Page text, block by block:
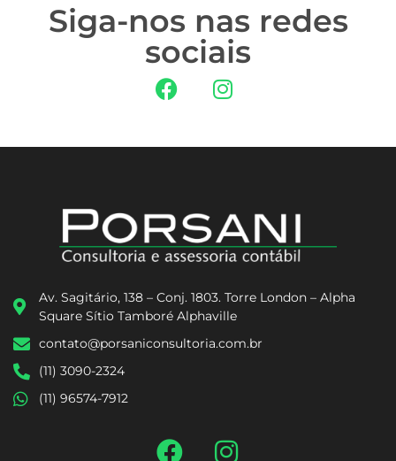
Siga-nos nas redes
sociais
Av. Sagitário, 138 – Conj. 1803. Torre London – Alpha
Square Sítio Tamboré Alphaville
contato@porsaniconsultoria.com.br
(11) 3090-2324
(11) 96574-7912